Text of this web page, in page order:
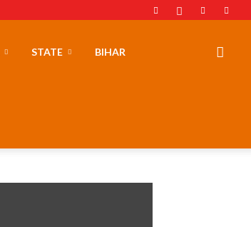
STATE BIHAR